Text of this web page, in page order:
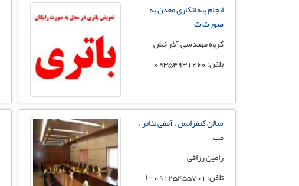
انجام پیمانکاری معدن به
صورت ت
گروه مهندسی آذرخش
تلفن: 09354931260
سالن کنفرانس ، آمفی تئاتر ،
مب
رامین رزاقی
تلفن: 09125455701 - (